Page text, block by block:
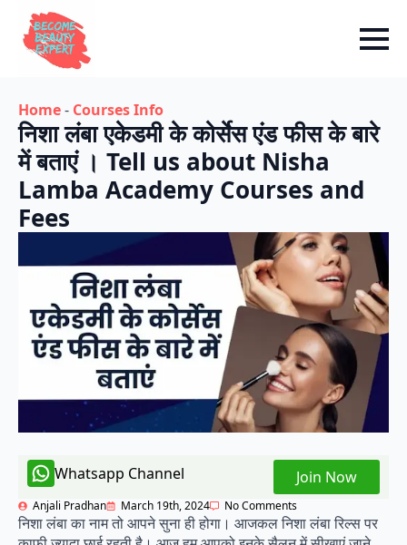
Home- Courses Info
निशा लंबा एकेडमी के कोर्सेस एंड फीस के बारे
में बताएं । Tell us about Nisha
Lamba Academy Courses and
Fees
Whatsapp Channel Join Now
Anjali Pradhan March 19th, 2024 No Comments
निशा लंबा का नाम तो आपने सुना ही होगा। आजकल निशा लंबा रिल्स पर